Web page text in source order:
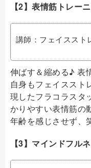
【2】表情筋トレー
講師：フェイススト
伸ばす＆縮める♪ 表
自身もフェイススト
現したフラコラスタ
かりやすい表情筋の
年齢を感じさせず、
【3】マインドフル